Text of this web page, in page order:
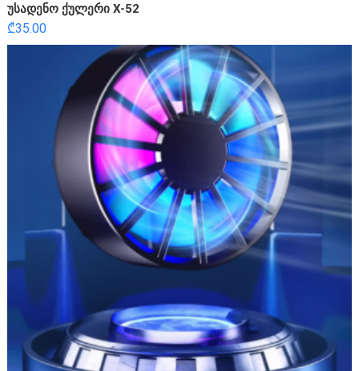
უსადენო ქულერი X-52
₾35.00